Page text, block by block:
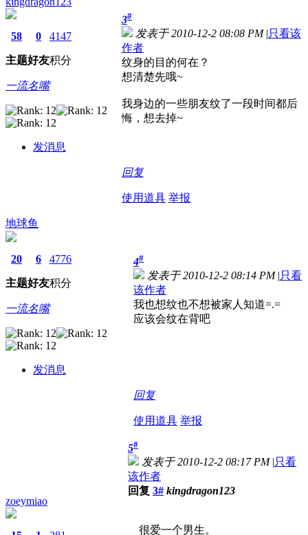
58
主题
0
好友
4147
积分
一流名嘴
发消息
3#
发表于 2010-12-2 08:08 PM |只看该
作者
纹身的目的何在？
想清楚先哦~
我身边的一些朋友纹了一段时间都后
悔，想去掉~
回复
使用道具 举报
地球鱼
20
主题
6
好友
4776
积分
一流名嘴
发消息
4#
发表于 2010-12-2 08:14 PM |只看
该作者
我也想纹也不想被家人知道=.=
应该会纹在背吧
回复
使用道具 举报
zoeymiao
5#
发表于 2010-12-2 08:17 PM |只看
该作者
回复 3# kingdragon123
很爱一个男生。